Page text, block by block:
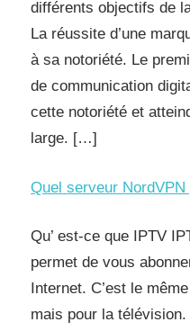
différents objectifs de
La réussite d’une
à sa notoriété. Le
de communication
cette notoriété et
large. […]
Quel serveur NordVPN
Qu’ est-ce que IPTV
permet de vous
Internet. C’est le
mais pour la